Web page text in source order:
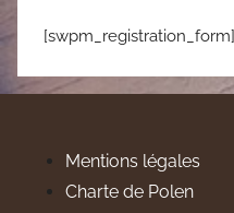
[swpm_registration_form]
Mentions légales
Charte de Polen